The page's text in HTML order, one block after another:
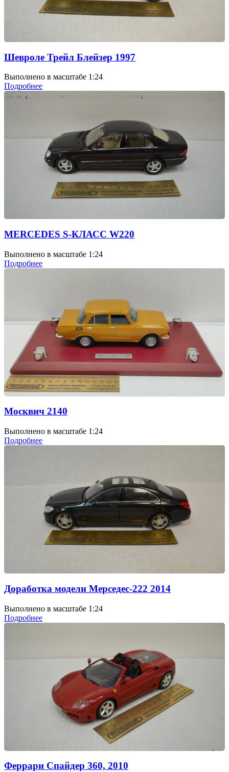
Шевроле Трейл Блейзер 1997
Выполнено в масштабе 1:24
Подробнее
MERCEDES S-КЛАСС W220
Выполнено в масштабе 1:24
Подробнее
Москвич 2140
Выполнено в масштабе 1:24
Подробнее
Доработка модели Мерседес-222 2014
Выполнено в масштабе 1:24
Подробнее
Феррари Cпайдер 360, 2010